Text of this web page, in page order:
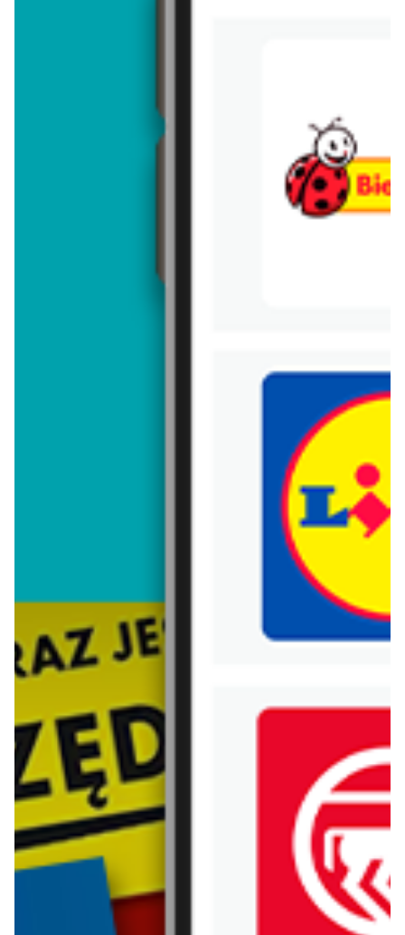
Trafiłeś na nieaktualną gazetkę
Zobacz aktualne gazetki Blix!
aktualna
Carrefour
aktualna
Oferta od czwartku
WIĘCEJ GAZETEK